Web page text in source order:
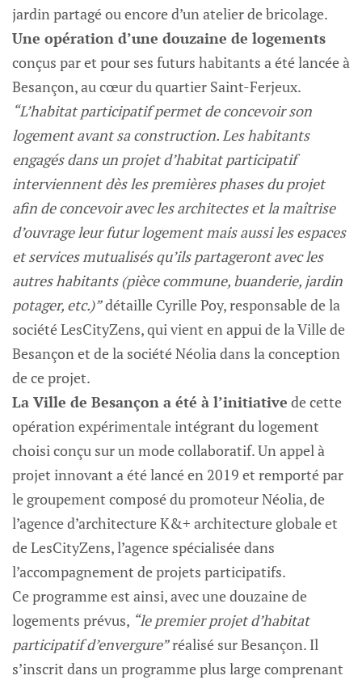
jardin partagé ou encore d’un atelier de bricolage.
Une opération d’une douzaine de logements
conçus par et pour ses futurs habitants a été lancée à
Besançon, au cœur du quartier Saint-Ferjeux.
“L’habitat participatif permet de concevoir son
logement avant sa construction. Les habitants
engagés dans un projet d’habitat participatif
interviennent dès les premières phases du projet
afin de concevoir avec les architectes et la maîtrise
d’ouvrage leur futur logement mais aussi les espaces
et services mutualisés qu’ils partageront avec les
autres habitants (pièce commune, buanderie, jardin
potager, etc.)”détaille Cyrille Poy, responsable de la
société LesCityZens, qui vient en appui de la Ville de
Besançon et de la société Néolia dans la conception
de ce projet.
La Ville de Besançon a été à l’initiative de cette
opération expérimentale intégrant du logement
choisi conçu sur un mode collaboratif. Un appel à
projet innovant a été lancé en 2019 et remporté par
le groupement composé du promoteur Néolia, de
l’agence d’architecture K&+ architecture globale et
de LesCityZens, l’agence spécialisée dans
l’accompagnement de projets participatifs.
Ce programme est ainsi, avec une douzaine de
logements prévus, “le premier projet d’habitat
participatif d’envergure”réalisé sur Besançon. Il
s’inscrit dans un programme plus large comprenant